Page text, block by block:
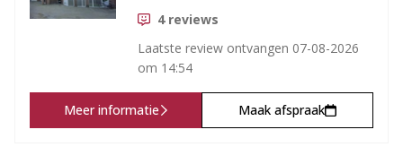
4reviews
Laatste review ontvangen 07-08-2026
om 14:54
Meer informatie Maak afspraak